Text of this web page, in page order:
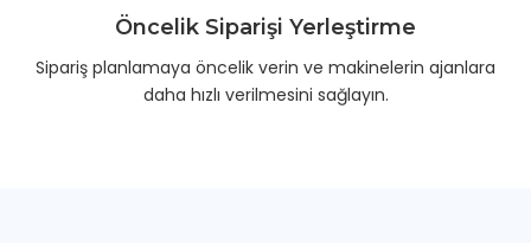
Öncelik Siparişi Yerleştirme
Sipariş planlamaya öncelik verin ve makinelerin ajanlara
daha hızlı verilmesini sağlayın.